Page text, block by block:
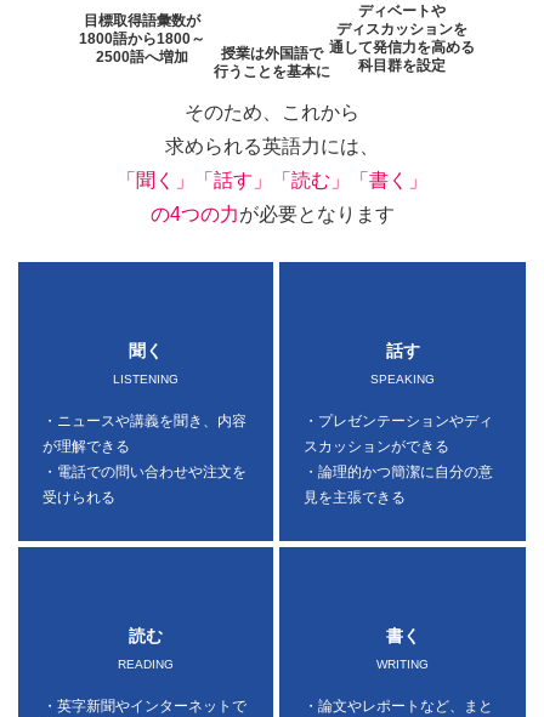
目標取得語彙数が
1800語から1800～
2500語へ増加
ディベートや
ディスカッションを
通して発信力を高める
科目群を設定
授業は外国語で
行うことを基本に
そのため、これから
求められる英語力には、
「聞く」「話す」「読む」「書く」
の4つの力が必要となります
聞く
LISTENING
・ニュースや講義を聞き、内容
が理解できる
・電話での問い合わせや注文を
受けられる
話す
SPEAKING
・プレゼンテーションやディ
スカッションができる
・論理的かつ簡潔に自分の意
見を主張できる
読む
READING
・英字新聞やインターネットで
書く
WRITING
・論文やレポートなど、まと